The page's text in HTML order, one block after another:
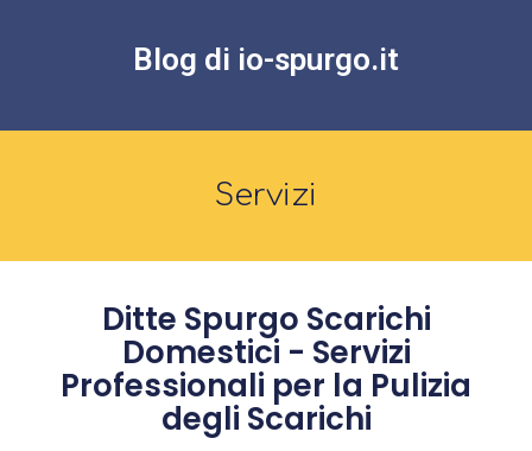
Blog di io-spurgo.it
Servizi
Ditte Spurgo Scarichi
Domestici - Servizi
Professionali per la Pulizia
degli Scarichi